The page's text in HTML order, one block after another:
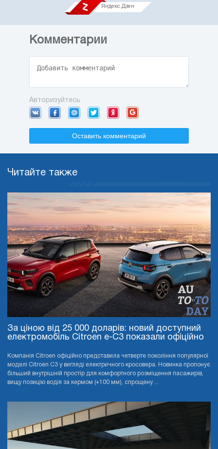
Яндекс.Дзен
Комментарии
Авторизуйтесь
Оставить комментарий
Читайте также
За ціною від 25 000 доларів: новий доступний
електромобіль Citroen e-C3 показали офіційно
Компанія Citroen офіційно представила четверте покоління популярної
моделі Citroen C3 у вигляді електричного кросовера. Новинка пропонує
більший внутрішній простір для комфортного розміщення пасажирів,
вищу позицію водія за кермом (+100 мм), спрощену ...